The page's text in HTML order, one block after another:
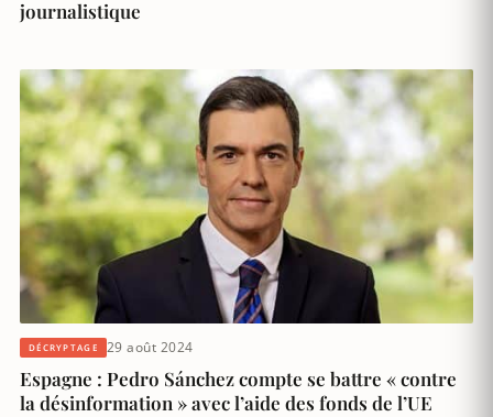
journalistique
DÉCRYPTAGE 29 août 2024
Espagne : Pedro Sánchez compte se battre « contre
la désinformation » avec l’aide des fonds de l’UE